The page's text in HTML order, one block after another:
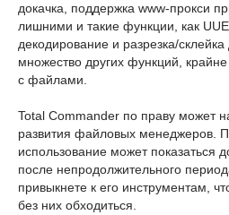
докачка, поддержка www-прокси
лишними и такие функции, как
декодирование и разрезка/
множество других функций,
с файлами.
Total Commander по праву может
развития файловых менеджеров.
использование может показаться
после непродолжительного
привыкнете к его инструментам,
без них обходиться.